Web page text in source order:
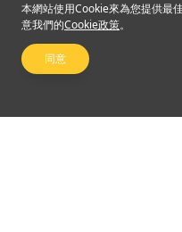
本網站使用Cookie來為您提供最
意我們的Cookie政策。
同意